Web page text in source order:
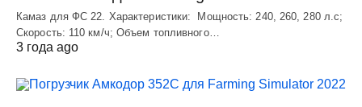
Камаз для ФС 22. Характеристики: Мощность: 240, 260, 280 л.с;
Скорость: 110 км/ч; Объем топливного…
3 года ago